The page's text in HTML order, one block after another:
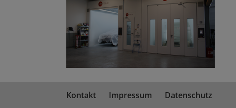
Kontakt Impressum Datenschutz